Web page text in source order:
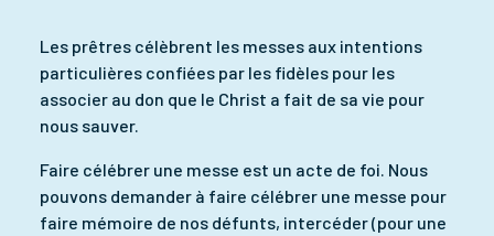
Les prêtres célèbrent les messes aux intentions
particulières confiées par les fidèles pour les
associer au don que le Christ a fait de sa vie pour
nous sauver.
Faire célébrer une messe est un acte de foi. Nous
pouvons demander à faire célébrer une messe pour
faire mémoire de nos défunts, intercéder (pour une